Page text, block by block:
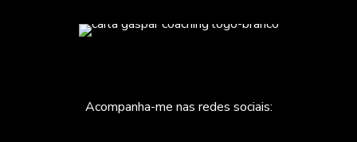
Acompanha-me nas redes sociais: